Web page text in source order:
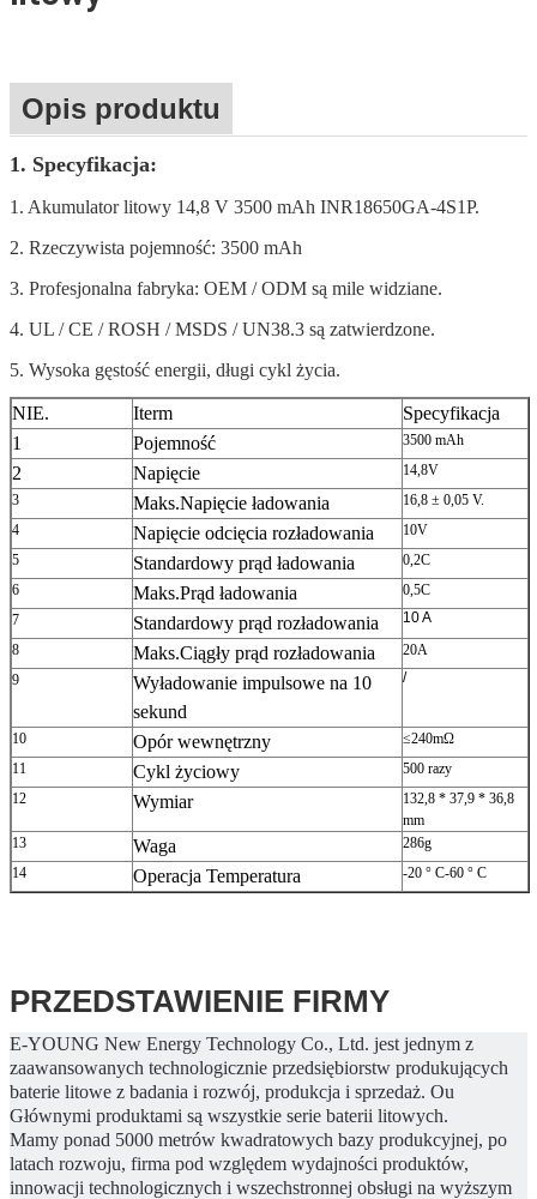
Opis produktu
1. Specyfikacja:
1. Akumulator litowy 14,8 V 3500 mAh INR18650GA-4S1P.
2. Rzeczywista pojemność: 3500 mAh
3. Profesjonalna fabryka: OEM / ODM są mile widziane.
4. UL / CE / ROSH / MSDS / UN38.3 są zatwierdzone.
5. Wysoka gęstość energii, długi cykl życia.
NIE. Iterm
Specyfikacja
1
Pojemność 3500 mAh
2 Napięcie
14,8V
3
Maks.Napięcie ładowania
16,8 ± 0,05 V.
4
Napięcie odcięcia rozładowania
10V
5
Standardowy prąd ładowania
0,2C
6
Maks.Prąd ładowania
0,5C
7
Standardowy prąd rozładowania
10 A
8
Maks.Ciągły prąd rozładowania
20A
9
Wyładowanie impulsowe na 10
sekund
/
10 Opór wewnętrzny
≤240mΩ
11
Cykl życiowy
500 razy
12
Wymiar
132,8 * 37,9 * 36,8
mm
13
Waga
286g
14
Operacja Temperatura -20 ° C-60 ° C
PRZEDSTAWIENIE FIRMY
E-YOUNG New Energy Technology Co., Ltd. jest jednym z
zaawansowanych technologicznie przedsiębiorstw produkujących
baterie litowe z badania i rozwój, produkcja i sprzedaż. Ou
Głównymi produktami są wszystkie serie baterii litowych.
Mamy ponad 5000 metrów kwadratowych bazy produkcyjnej, po
latach rozwoju, firma pod względem wydajności produktów,
innowacji technologicznych i wszechstronnej obsługi na wyższym